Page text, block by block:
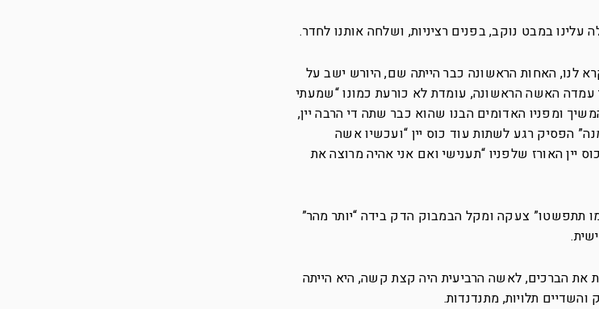
במבט נוקב, בפנים רציניות, ושלחה אותנו לחדר.
לנו, האחות הראשונה כבר הייתה שם, היורש ישב על
עמדה האשה הראשונה, עומדת לא כורעת כמונו “שמעתי
ומפניו האדומים הבנו שהוא כבר שתה די הרבה יין,
הפסיק רגע לשתות עוד כוס יין “ועכשיו אשה
יין האורז שלפניו “תענישי ואם אני אהיה מרוצה את
תתפשטו” צעקה ומקל הבמבוק הדק בידה “יותר מהר”
את הברכים, לאשה הרביעית היה קצת קשה, היא הייתה
תלויות, מתנדנדות.